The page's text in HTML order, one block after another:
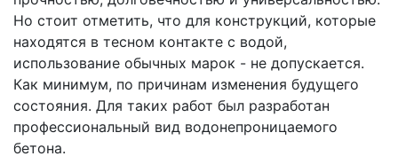
Но стоит отметить, что для конструкций, которые
находятся в тесном контакте с водой,
использование обычных марок - не допускается.
Как минимум, по причинам изменения будущего
состояния. Для таких работ был разработан
профессиональный вид водонепроницаемого
бетона.